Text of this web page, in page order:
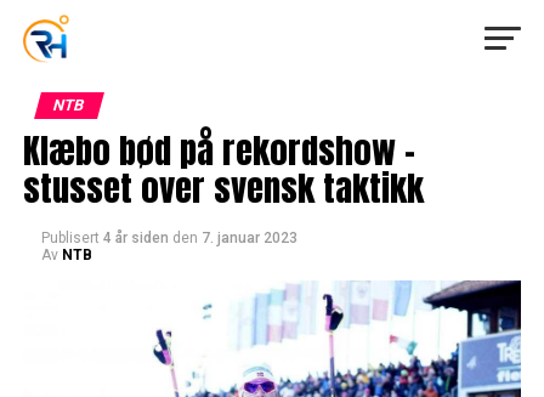
NTB
Klæbo bød på rekordshow –
stusset over svensk taktikk
Publisert 4 år siden den 7. januar 2023
Av NTB